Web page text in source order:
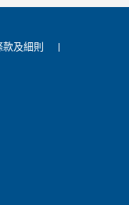
及細則
|